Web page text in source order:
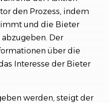
den Prozess, indem
und die Bieter
Der
über die
Interesse der Bieter
werden, steigt der